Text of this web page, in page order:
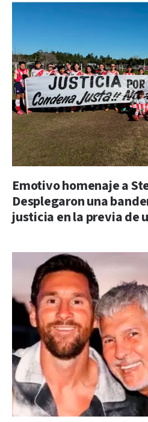
Emotivo homenaje a
Desplegaron una
justicia en la previa de